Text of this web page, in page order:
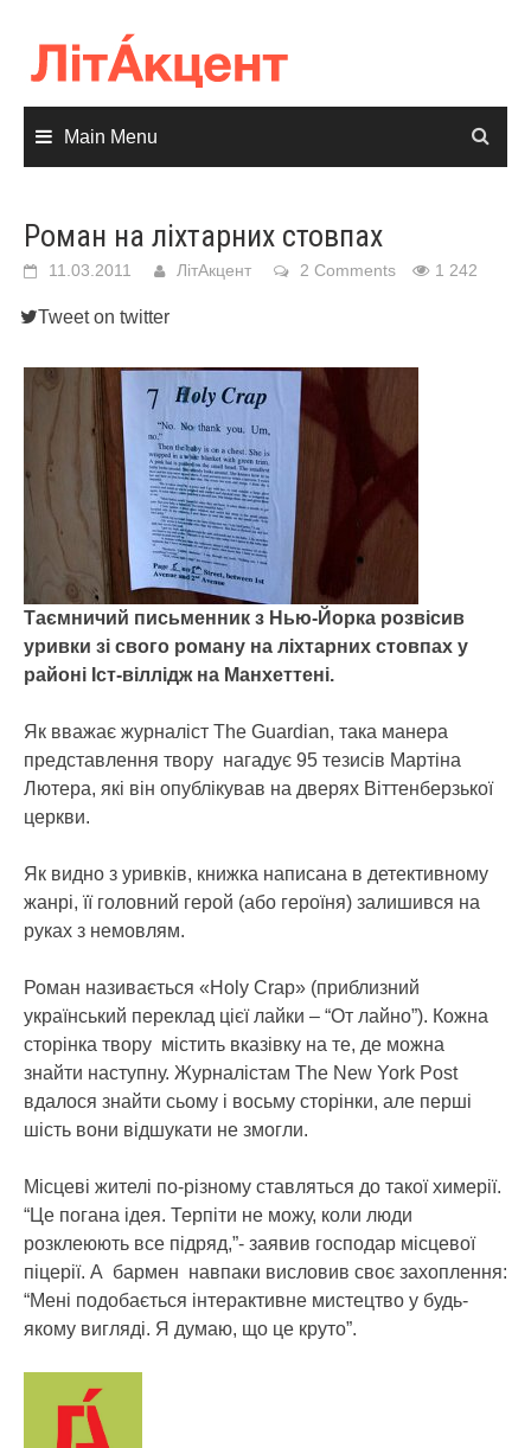
content
Main Menu
Роман на ліхтарних стовпах
11.03.2011 ЛітАкцент 2 Comments 1 242
Tweet on twitter
Таємничий письменник з Нью-Йорка розвісив
уривки зі свого роману на ліхтарних стовпах у
районі Іст-віллідж на Манхеттені.
Як вважає журналіст The Guardian, така манера
представлення твору нагадує 95 тезисів Мартіна
Лютера, які він опублікував на дверях Віттенберзької
церкви.
Як видно з уривків, книжка написана в детективному
жанрі, її головний герой (або героїня) залишився на
руках з немовлям.
Роман називається «Holy Crap» (приблизний
український переклад цієї лайки – “От лайно”). Кожна
сторінка твору містить вказівку на те, де можна
знайти наступну. Журналістам The New York Post
вдалося знайти сьому і восьму сторінки, але перші
шість вони відшукати не змогли.
Місцеві жителі по-різному ставляться до такої химерії.
“Це погана ідея. Терпіти не можу, коли люди
розклеюють все підряд,”- заявив господар місцевої
піцерії. А бармен навпаки висловив своє захоплення:
“Мені подобається інтерактивне мистецтво у будь-
якому вигляді. Я думаю, що це круто”.